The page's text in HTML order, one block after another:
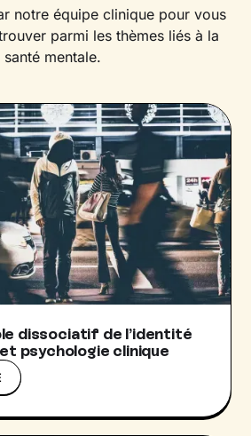
notre équipe clinique pour vous
parmi les thèmes liés à la
santé mentale.
dissociatif de l’identité
psychologie clinique